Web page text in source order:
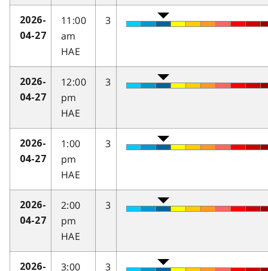
2026-
04-27
11:00
am
HAE
3
2026-
04-27
12:00
pm
HAE
3
2026-
04-27
1:00
pm
HAE
3
2026-
04-27
2:00
pm
HAE
3
2026-
3:00
3